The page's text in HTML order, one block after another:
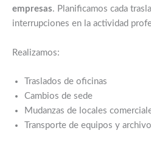
empresas. Planificamos cada
interrupciones en la actividad
Realizamos:
Traslados de oficinas
Cambios de sede
Mudanzas de locales
Transporte de equipos y